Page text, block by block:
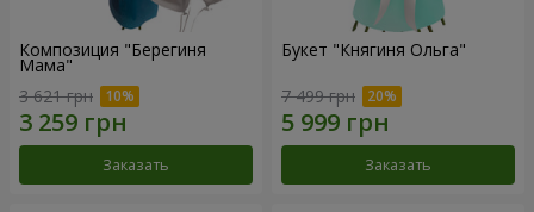
Композиция "Берегиня
Мама"
3 621 грн
Заказать
Букет "Княгиня Ольга"
7 499 грн
Заказать